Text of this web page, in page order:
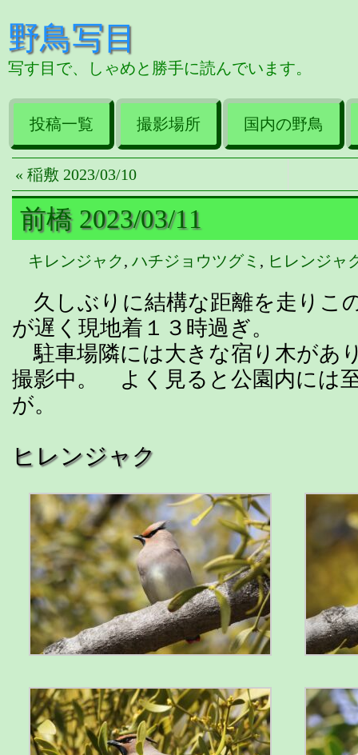
野鳥写目
写す目で、しゃめと勝手に読んでいます。
投稿一覧 撮影場所 国内の野鳥
« 稲敷 2023/03/10
前橋 2023/03/11
キレンジャク, ハチジョウツグミ , ヒレンジャ
久しぶりに結構な距離を走りこ
が遅く現地着１３時過ぎ。
駐車場隣には大きな宿り木があ
撮影中。 よく見ると公園内には
が。
ヒレンジャク